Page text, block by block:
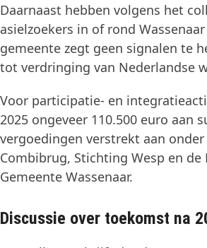
Daarnaast hebben volgens het
asielzoekers in of rond
gemeente zegt geen signalen te
tot verdringing van Nederlandse
Voor participatie- en
2025 ongeveer 110.500 euro aan
vergoedingen verstrekt aan
Combibrug, Stichting Wesp en de
Gemeente Wassenaar.
Discussie over toekomst na